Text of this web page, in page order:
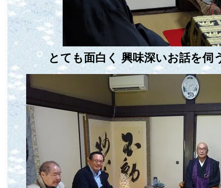
とても面白く 興味深いお話を伺